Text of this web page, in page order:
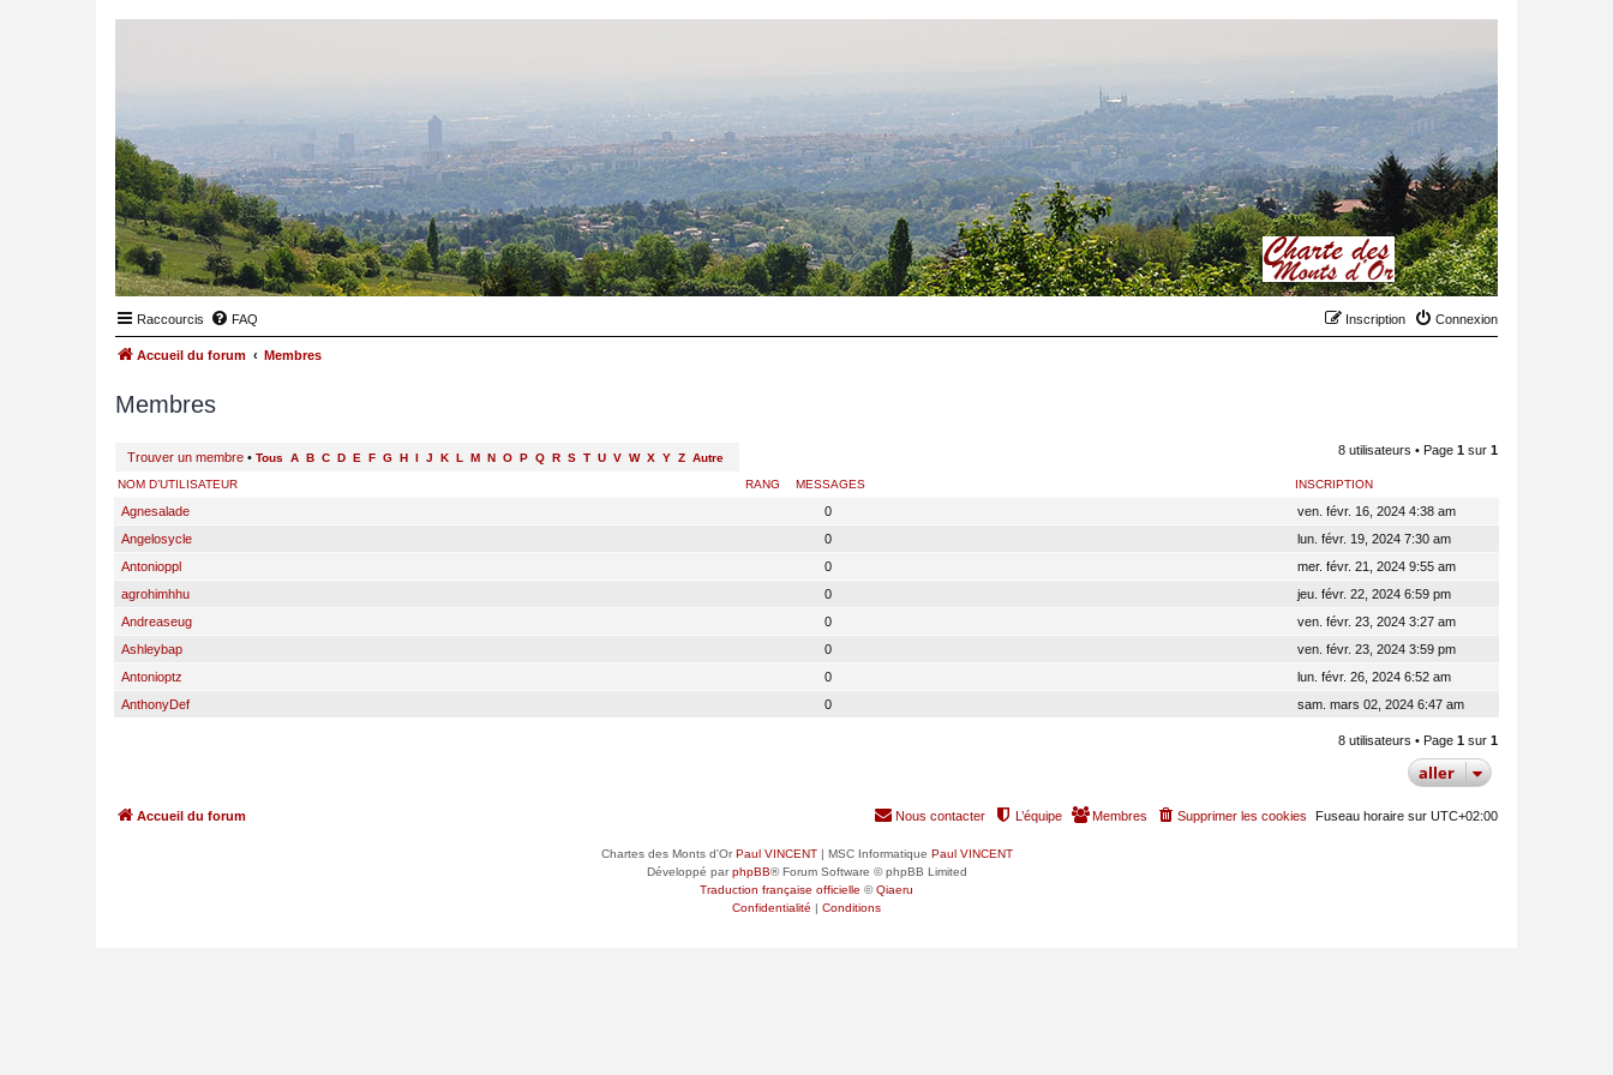
Raccourcis FAQ Connexion
Inscription
Accueil du forum Membres
Membres
Trouver un membre • Tous A B C D E F G H I J K L M N O P Q R S T U V W X Y Z Autre
8 utilisateurs • Page 1 sur 1
RANG
NOM D’UTILISATEUR MESSAGES INSCRIPTION
Agnesalade 0
ven. févr. 16, 2024 4:38 am
Angelosycle
0
lun. févr. 19, 2024 7:30 am
Antonioppl
0
mer. févr. 21, 2024 9:55 am
agrohimhhu
0
jeu. févr. 22, 2024 6:59 pm
Andreaseug
0
ven. févr. 23, 2024 3:27 am
Ashleybap
0
ven. févr. 23, 2024 3:59 pm
Antonioptz
0
lun. févr. 26, 2024 6:52 am
AnthonyDef
0 sam. mars 02, 2024 6:47 am
8 utilisateurs • Page 1 sur 1
aller
Accueil du forum Fuseau horaire sur UTC+02:00
Supprimer les cookies
Membres
L’équipe
Nous contacter
Chartes des Monts d'OrPaul VINCENT| MSC Informatique Paul VINCENT
Développé parphpBB® Forum Software © phpBB Limited
Traduction française officielle ©Qiaeru
Confidentialité | Conditions